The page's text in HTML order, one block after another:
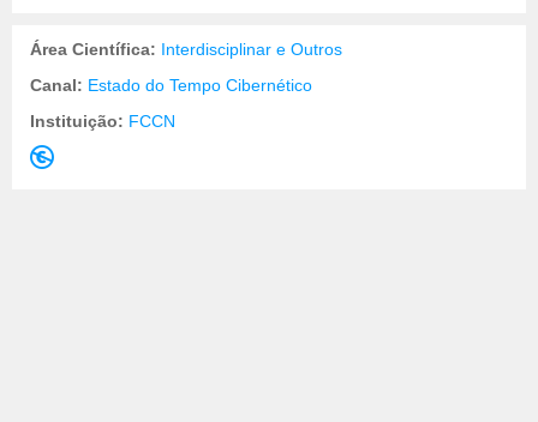
Área Científica: Interdisciplinar e Outros
Canal: Estado do Tempo Cibernético
Instituição: FCCN